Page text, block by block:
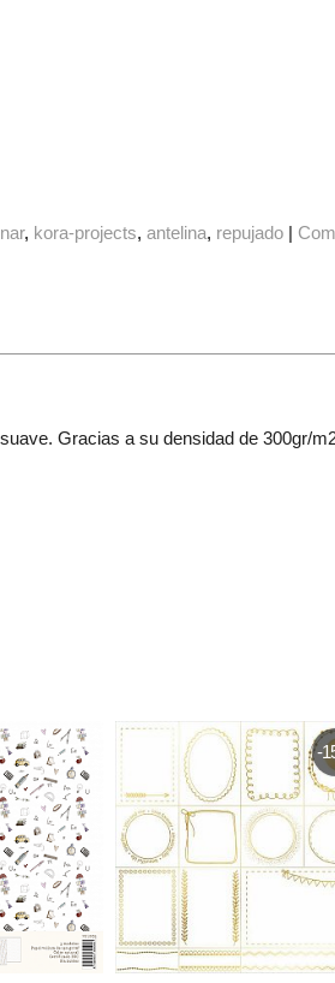
kora-projects antelina repujado |
Gracias a su densidad de 300gr/
-